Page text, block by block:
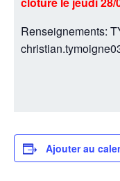
Renseignements:
Ajouter au